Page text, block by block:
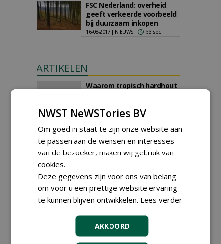
FSC Nederland: overheid
geeft verkeerde voorbeeld
bij duurzaam inkopen
16-08-2017 | NIEUWS 53 sec
ARTIKELEN
Waarom tropisch hardhout
22-07-2024 183 sec
Duurzaam door efficiënt
verantwoord omgaan met
resthout
16-12-2021 126 sec
Hercules Speeltoestellen
breidt uit wat betreft
NWST NeWSTories BV
Om goed in staat te zijn onze website aan
te passen aan de wensen en interesses
van de bezoeker, maken wij gebruik van
cookies.
Deze gegevens zijn voor ons van belang
om voor u een prettige website ervaring
te kunnen blijven ontwikkelen. Lees verder
AKKOORD